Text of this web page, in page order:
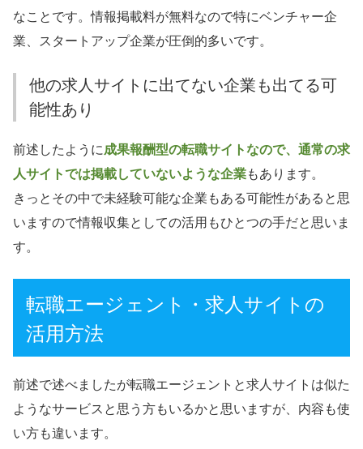
なことです。情報掲載料が無料なので特にベンチャー企
業、スタートアップ企業が圧倒的多いです。
他の求人サイトに出てない企業も出てる可
能性あり
前述したように成果報酬型の転職サイトなので、通常の求
人サイトでは掲載していないような企業もあります。
きっとその中で未経験可能な企業もある可能性があると思
いますので情報収集としての活用もひとつの手だと思いま
す。
転職エージェント・求人サイトの
活用方法
前述で述べましたが転職エージェントと求人サイトは似た
ようなサービスと思う方もいるかと思いますが、内容も使
い方も違います。